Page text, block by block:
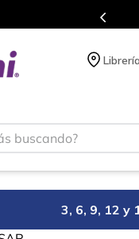
Programa de beneficios
3, 6, 9, 12 y